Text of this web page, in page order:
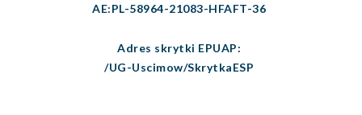
AE:PL-58964-21083-HFAFT-36
Adres skrytki EPUAP:
/UG-Uscimow/SkrytkaESP